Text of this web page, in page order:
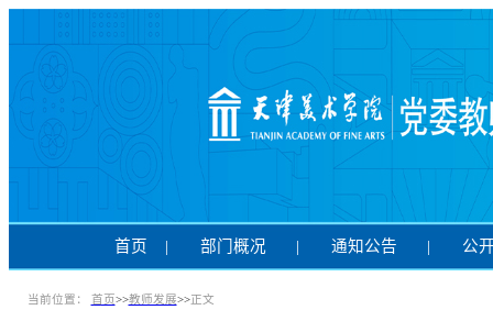
首页 | 部门概况 | 通知公告 | 公
当前位置： 首页>>教师发展>>正文